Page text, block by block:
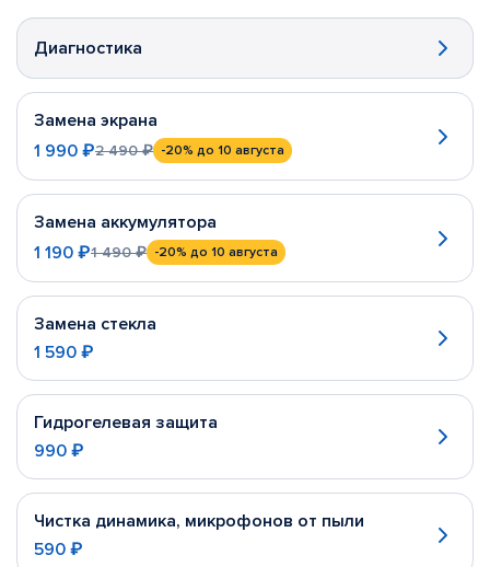
Диагностика
Замена экрана
1 990 ₽2 490 ₽ -20% до 10 августа
Замена аккумулятора
1 190 ₽1 490 ₽ -20% до 10 августа
Замена стекла
1 590 ₽
Гидрогелевая защита
990 ₽
Чистка динамика, микрофонов от пыли
590 ₽